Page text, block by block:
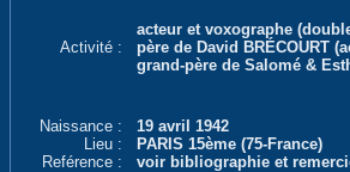
Activité :
acteur et voxographe
père de David BRÉCOURT
grand-père de Salomé &
Naissance :
19 avril 1942
Lieu :
PARIS 15ème (75-France)
Reférence :
voir bibliographie et